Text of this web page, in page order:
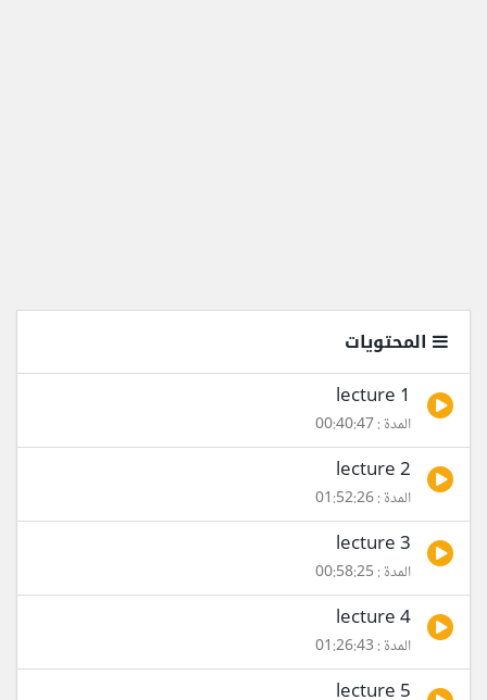
المحتويات
lecture 1
المدة : 00:40:47
lecture 2
المدة : 01:52:26
lecture 3
المدة : 00:58:25
lecture 4
المدة : 01:26:43
lecture 5